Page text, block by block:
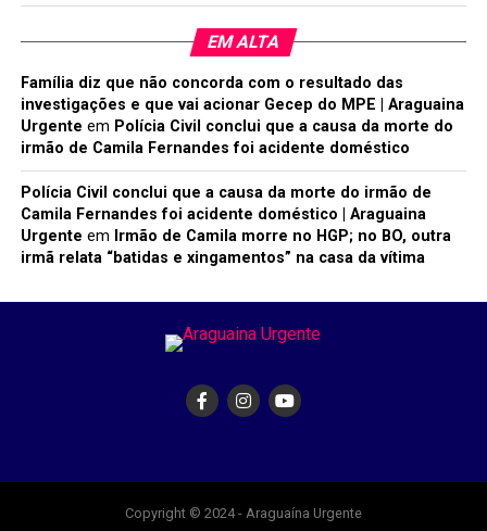
EM ALTA
Família diz que não concorda com o resultado das
investigações e que vai acionar Gecep do MPE | Araguaina
Urgente em Polícia Civil conclui que a causa da morte do
irmão de Camila Fernandes foi acidente doméstico
Polícia Civil conclui que a causa da morte do irmão de
Camila Fernandes foi acidente doméstico | Araguaina
Urgente em Irmão de Camila morre no HGP; no BO, outra
irmã relata “batidas e xingamentos” na casa da vítima
Copyright © 2024 - Araguaína Urgente